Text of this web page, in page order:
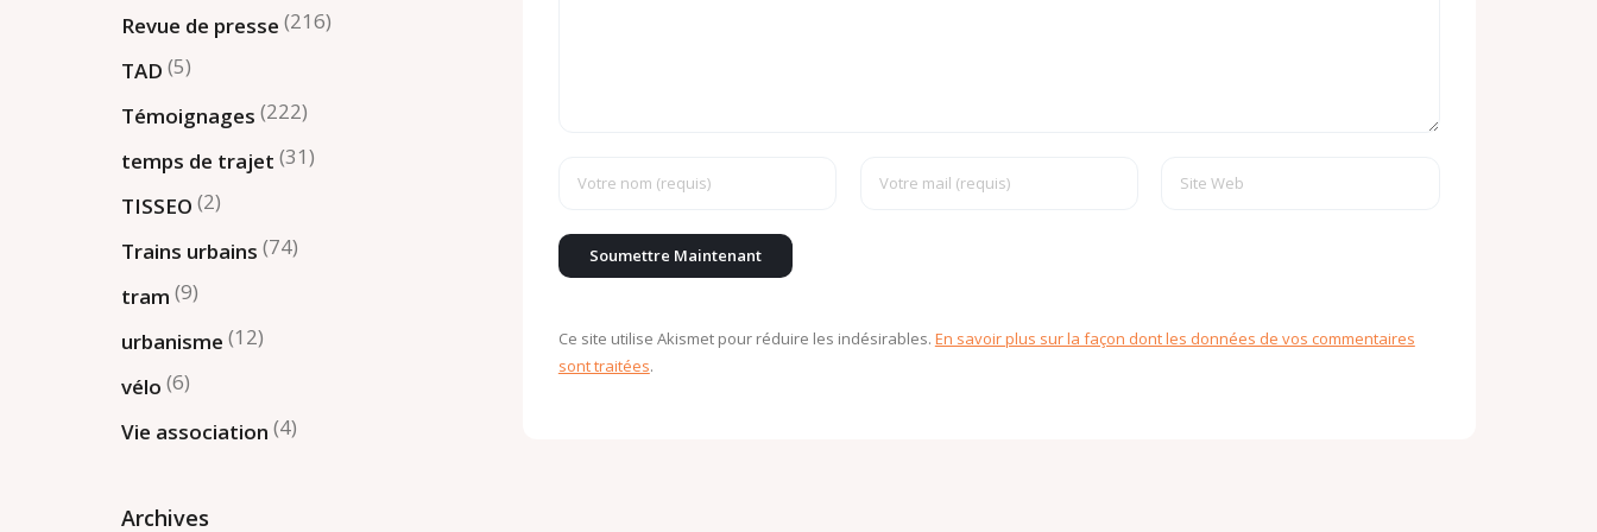
Ce site utilise Akismet pour réduire les indésirables. En savoir plus sur la façon dont les données de vos commentaires
sont traitées.
Revue de presse (216)
TAD (5)
Témoignages (222)
temps de trajet (31)
TISSEO (2)
Trains urbains (74)
tram (9)
urbanisme (12)
vélo (6)
Vie association (4)
Archives